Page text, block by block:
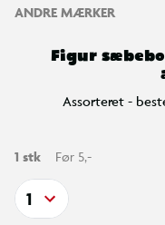
ANDRE MÆRKER
Figur
Assorteret -
1 stk Før 5,-
1